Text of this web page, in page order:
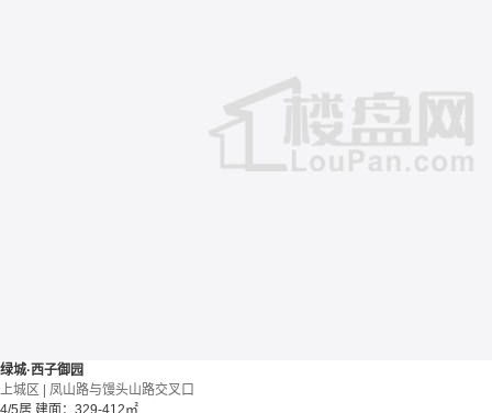
绿城·西子御园
上城区 | 凤山路与馒头山路交叉口
4/5居 建面：329-412㎡